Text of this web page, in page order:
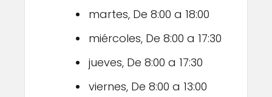
martes, De 8:00 a 18:00
miércoles, De 8:00 a 17:30
jueves, De 8:00 a 17:30
viernes, De 8:00 a 13:00